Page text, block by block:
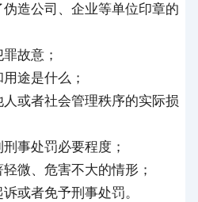
造公司、企业等单位印章的
故意；
途是什么；
或者社会管理秩序的实际损
事处罚必要程度；
微、危害不大的情形；
或者免予刑事处罚。